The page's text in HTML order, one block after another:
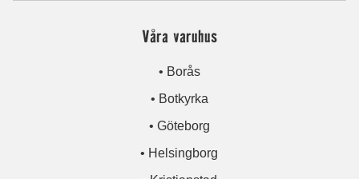
Våra varuhus
• Borås
• Botkyrka
• Göteborg
• Helsingborg